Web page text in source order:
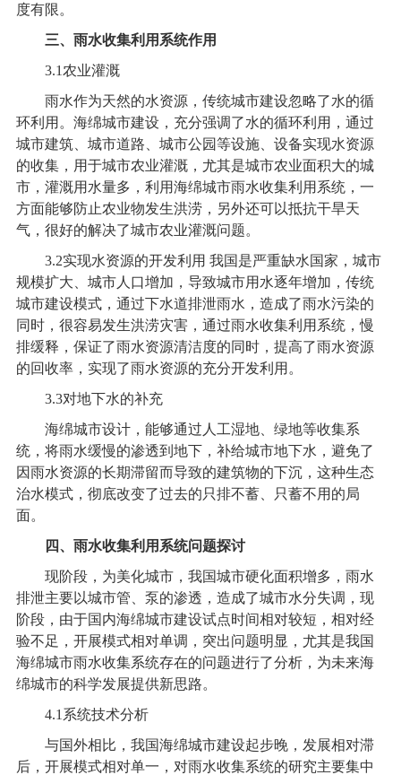
度有限。
三、雨水收集利用系统作用
3.1农业灌溉
雨水作为天然的水资源，传统城市建设忽略了水的循
环利用。海绵城市建设，充分强调了水的循环利用，通过
城市建筑、城市道路、城市公园等设施、设备实现水资源
的收集，用于城市农业灌溉，尤其是城市农业面积大的城
市，灌溉用水量多，利用海绵城市雨水收集利用系统，一
方面能够防止农业物发生洪涝，另外还可以抵抗干旱天
气，很好的解决了城市农业灌溉问题。
3.2实现水资源的开发利用 我国是严重缺水国家，城市
规模扩大、城市人口增加，导致城市用水逐年增加，传统
城市建设模式，通过下水道排泄雨水，造成了雨水污染的
同时，很容易发生洪涝灾害，通过雨水收集利用系统，慢
排缓释，保证了雨水资源清洁度的同时，提高了雨水资源
的回收率，实现了雨水资源的充分开发利用。
3.3对地下水的补充
海绵城市设计，能够通过人工湿地、绿地等收集系
统，将雨水缓慢的渗透到地下，补给城市地下水，避免了
因雨水资源的长期滞留而导致的建筑物的下沉，这种生态
治水模式，彻底改变了过去的只排不蓄、只蓄不用的局
面。
四、雨水收集利用系统问题探讨
现阶段，为美化城市，我国城市硬化面积增多，雨水
排泄主要以城市管、泵的渗透，造成了城市水分失调，现
阶段，由于国内海绵城市建设试点时间相对较短，相对经
验不足，开展模式相对单调，突出问题明显，尤其是我国
海绵城市雨水收集系统存在的问题进行了分析，为未来海
绵城市的科学发展提供新思路。
4.1 系统技术分析
与国外相比，我国海绵城市建设起步晚，发展相对滞
后，开展模式相对单一，对雨水收集系统的研究主要集中